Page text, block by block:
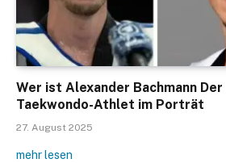
Wer ist Alexander Bachmann
Taekwondo-Athlet im Porträt
27. August 2025
mehr lesen